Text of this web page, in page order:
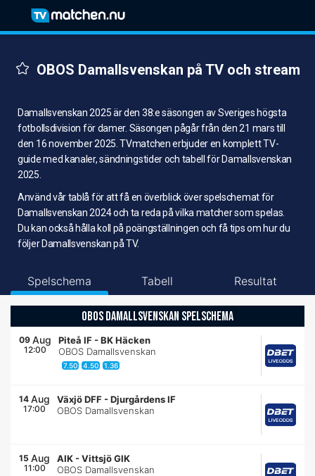
OBOS Damallsvenskan på TV och stream
Damallsvenskan 2025 är den 38:e säsongen av Sveriges högsta
fotbollsdivision för damer. Säsongen pågår från den 21 mars till
den 16 november 2025. TVmatchen erbjuder en komplett TV-
guide med kanaler, sändningstider och tabell för Damallsvenskan
2025.
Använd vår tablå för att få en överblick över spelschemat för
Damallsvenskan 2024 och ta reda på vilka matcher som spelas.
Du kan också hålla koll på poängställningen och få tips om hur du
följer Damallsvenskan på TV.
Spelschema Tabell Resultat
OBOS DAMALLSVENSKAN SPELSCHEMA
09 Aug
12:00
Piteå IF -BK Häcken
OBOS Damallsvenskan
7.50 4.50 1.36
14 Aug
17:00
Växjö DFF -Djurgårdens IF
OBOS Damallsvenskan
15 Aug
11:00
AIK -Vittsjö GIK
OBOS Damallsvenskan